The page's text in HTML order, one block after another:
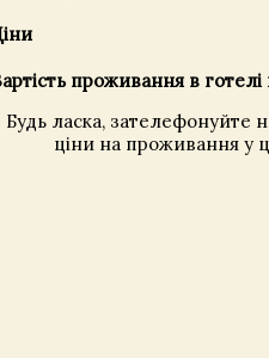
проживання в
Будь ласка, зателефонуйте
ціни на проживання у